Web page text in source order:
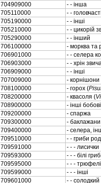
704909000
- - iнша
705110000
- -
705190000
- - iншi
705210000
- - цикорiй
705290000
- - iнший
706100000
- морква та
706901000
- - селера
706903000
- - хрiн
706909000
- - iншi
707009000
- корнiшони
708100000
- горох (
708200000
- квасоля (
708900000
- iншi
709200000
- спаржа
709300000
-
709400000
- селера,
709510000
- - гриби
709591000
- - - лисички
709593000
- - - бiлi
709595000
- - - трюфелi
709599000
- - - iншi
709601000
- -